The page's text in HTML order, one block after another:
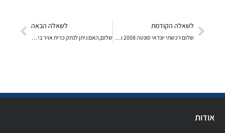
לשאלה הקודמת לשאלה הבאה
אודות